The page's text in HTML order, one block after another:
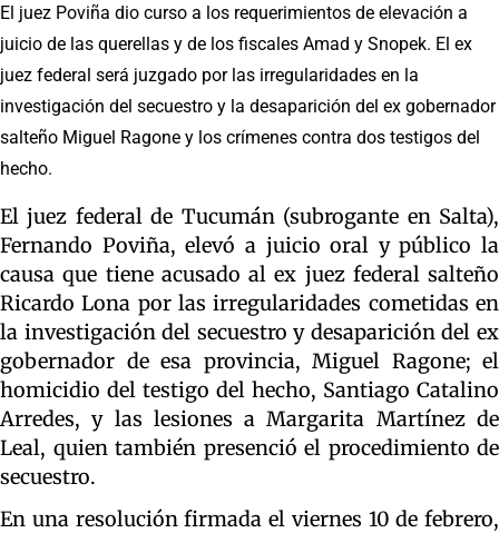
El juez Poviña dio curso a los requerimientos de elevación a
juicio de las querellas y de los fiscales Amad y Snopek. El ex
juez federal será juzgado por las irregularidades en la
investigación del secuestro y la desaparición del ex gobernador
salteño Miguel Ragone y los crímenes contra dos testigos del
hecho.
El juez federal de Tucumán (subrogante en Salta),
Fernando Poviña, elevó a juicio oral y público la
causa que tiene acusado al ex juez federal salteño
Ricardo Lona por las irregularidades cometidas en
la investigación del secuestro y desaparición del ex
gobernador de esa provincia, Miguel Ragone; el
homicidio del testigo del hecho, Santiago Catalino
Arredes, y las lesiones a Margarita Martínez de
Leal, quien también presenció el procedimiento de
secuestro.
En una resolución firmada el viernes 10 de febrero,